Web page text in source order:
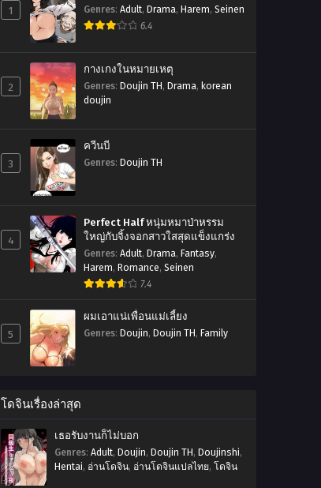
1 Genres: Adult, Drama, Harem, Seinen
6.4
2
กางเกงในหมายเหตุ
Genres: Doujin TH, Drama, korean
doujin
3
ควีนบี
Genres: Doujin TH
4
Perfect Half หนุ่มหมาป่าหรรม
ใหญ่กับจิ้งจอกสาวใสสุดแข็งแกร่ง
Genres: Adult, Drama, Fantasy,
Harem, Romance, Seinen
7.4
5
ผมเอาแน่เพื่อนแม่เลี้ยง
Genres: Doujin, Doujin TH, Family
โดจินเรื่องล่าสุด
เธอรับงานก็ไม่บอก
Genres: Adult, Doujin, Doujin TH, Doujinshi,
Hentai, อ่านโดจิน, อ่านโดจินแปลไทย, โดจิน